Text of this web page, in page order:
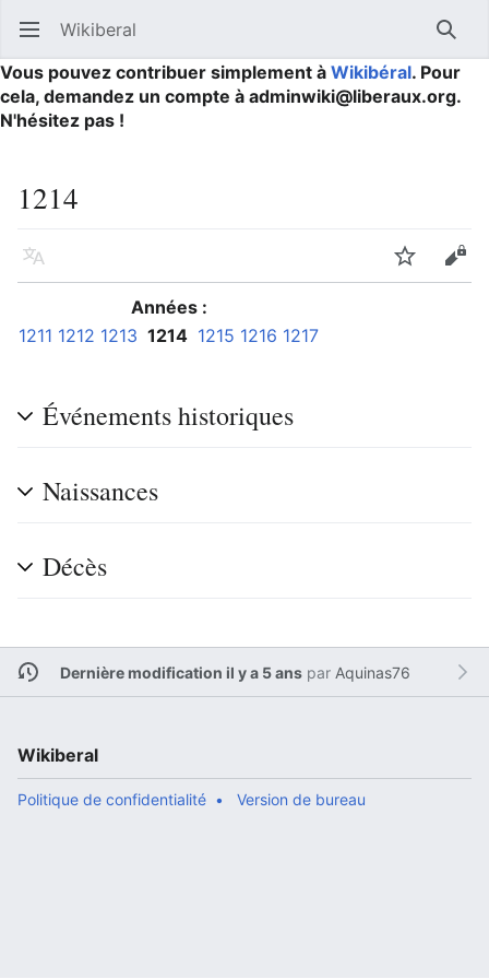
Ouvrir le menu principal Wikiberal
Vous pouvez contribuer simplement à Wikibéral. Pour
cela, demandez un compte à adminwiki@liberaux.org.
N'hésitez pas !
1214
Langue Suivre
Années :
1211 1212 1213 1214 1215 1216 1217
Événements historiques
Naissances
Décès
Dernière modification il y a 5 anspar Aquinas76
Wikiberal
Politique de confidentialité Version de bureau